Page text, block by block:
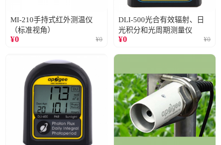
MI-210手持式红外测温仪
（标准视角）
¥0 ¥0
DLI-500光合有效辐射、日
光积分和光周期测量仪
¥0 ¥0